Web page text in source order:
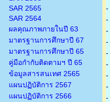
SAR 2565
SAR 2564
ผลคุณภาพภายในปี 63
มาตรฐานการศึกษาปี 67
มาตรฐานการศึกษาปี 65
คู่มือกำกับติดตามฯ ปี 65
ข้อมูลสารสนเทศ 2565
แผนปฏิบัติการ 2567
แผนปฏิบัติการ 2566
-
-
-
-
-
-
-
-
-